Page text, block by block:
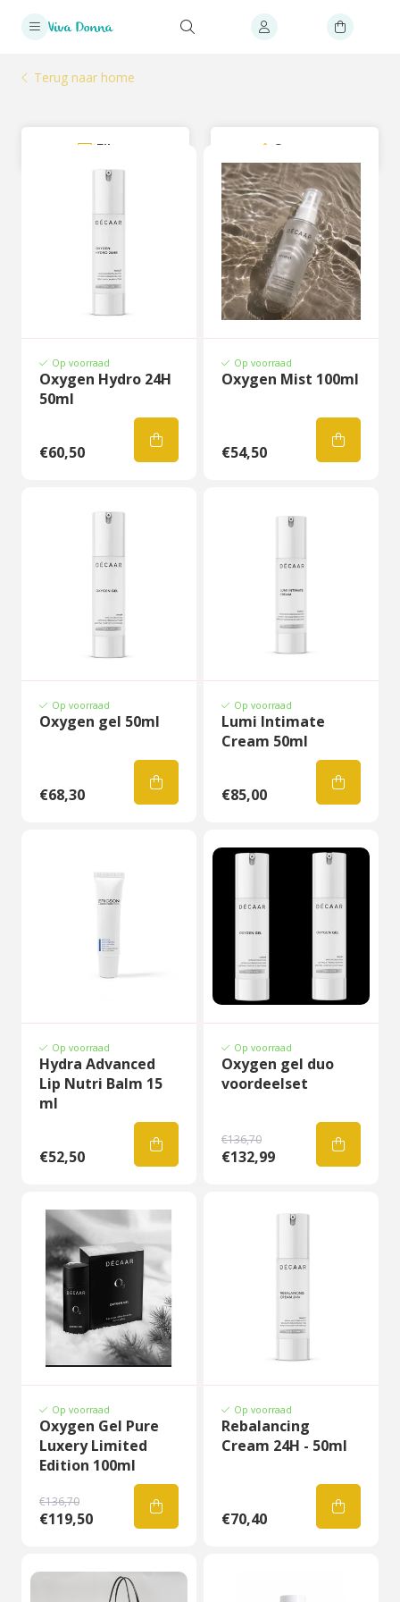
Terug naar home
Filter Sorteer
Op voorraad
Oxygen Hydro 24H
50ml
€60,50
Op voorraad
Oxygen Mist 100ml
€54,50
Op voorraad
Oxygen gel 50ml
€68,30
Op voorraad
Lumi Intimate
Cream 50ml
€85,00
Op voorraad
Hydra Advanced
Lip Nutri Balm 15
ml
€52,50
Op voorraad
Oxygen gel duo
voordeelset
€136,70
€132,99
Op voorraad
Oxygen Gel Pure
Luxery Limited
Edition 100ml
€136,70
€119,50
Op voorraad
Rebalancing
Cream 24H - 50ml
€70,40